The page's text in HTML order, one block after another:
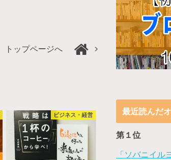
トップページへ
ビジネス・経営 最近読んだ
第１位
「ソバニイル